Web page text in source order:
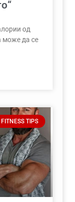
од
може да се
FITNESS TIPS